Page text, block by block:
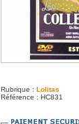
Rubrique : Lolitas
Référence : HC831